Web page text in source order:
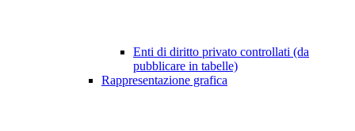
Enti di diritto privato controllati (da
pubblicare in tabelle)
Rappresentazione grafica